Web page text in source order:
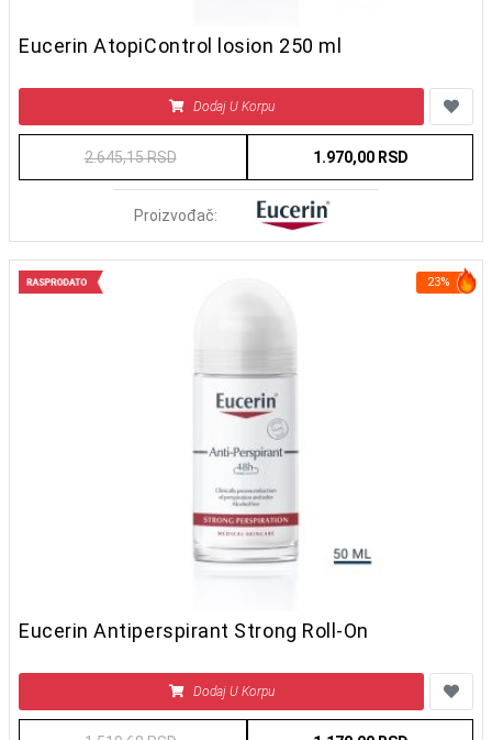
Eucerin AtopiControl losion 250 ml
Dodaj U Korpu
2.645,15 RSD 1.970,00 RSD
Proizvođač:
23%
Eucerin Antiperspirant Strong Roll-On
Dodaj U Korpu